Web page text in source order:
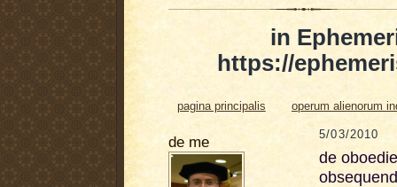
in
https://
pagina principalis operum alienorum
de me 5/03/2010
de